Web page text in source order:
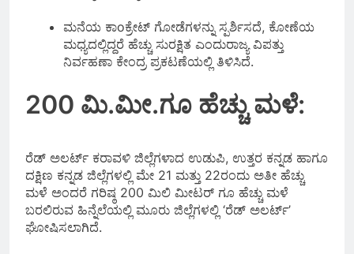
ಮನೆಯ ಕಾoಕ್ರೇಟ್ ಗೋಡೆಗಳನ್ನು ಸ್ಪರ್ಶಿಸದೆ, ಕೋಣೆಯ
ಮಧ್ಯದಲ್ಲಿದ್ದರೆ ಹೆಚ್ಚು ಸುರಕ್ಷಿತ ಎಂದುರಾಜ್ಯ ವಿಪತ್ತು
ನಿರ್ವಹಣಾ ಕೇಂದ್ರ ಪ್ರಕಟಣೆಯಲ್ಲಿ ತಿಳಿಸಿದೆ.
200 ಮಿ.ಮೀ.ಗೂ ಹೆಚ್ಚು ಮಳೆ:
ರೆಡ್ ಅಲರ್ಟ್ ಕರಾವಳಿ ಜಿಲ್ಲೆಗಳಾದ ಉಡುಪಿ, ಉತ್ತರ ಕನ್ನಡ ಹಾಗೂ
ದಕ್ಷಿಣ ಕನ್ನಡ ಜಿಲ್ಲೆಗಳಲ್ಲಿ ಮೇ 21 ಮತ್ತು 22ರಂದು ಅತೀ ಹೆಚ್ಚು
ಮಳೆ ಅಂದರೆ ಗರಿಷ್ಠ 200 ಮಿಲಿ ಮೀಟರ್ ಗೂ ಹೆಚ್ಚು ಮಳೆ
ಬರಲಿರುವ ಹಿನ್ನೆಲೆಯಲ್ಲಿ ಮೂರು ಜಿಲ್ಲೆಗಳಲ್ಲಿ ‘ರೆಡ್ ಅಲರ್ಟ್’
ಘೋಷಿಸಲಾಗಿದೆ.